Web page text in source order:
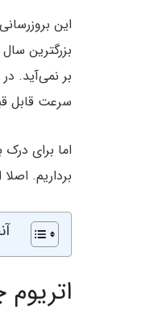
سرعت قابل
برداریم.